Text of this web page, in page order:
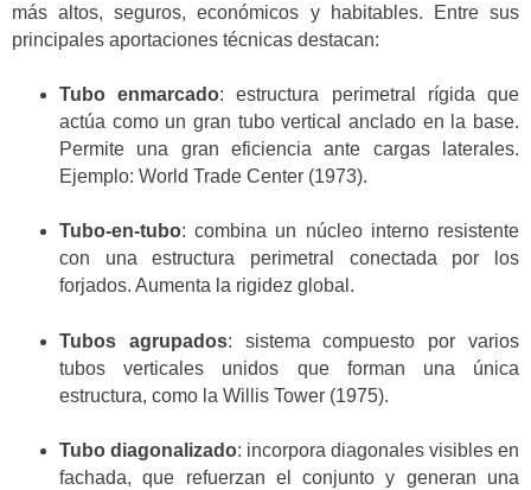
más altos, seguros, económicos y habitables. Entre sus
principales aportaciones técnicas destacan:
Tubo enmarcado: estructura perimetral rígida que
actúa como un gran tubo vertical anclado en la base.
Permite una gran eficiencia ante cargas laterales.
Ejemplo: World Trade Center (1973).
Tubo-en-tubo: combina un núcleo interno resistente
con una estructura perimetral conectada por los
forjados. Aumenta la rigidez global.
Tubos agrupados: sistema compuesto por varios
tubos verticales unidos que forman una única
estructura, como la Willis Tower (1975).
Tubo diagonalizado: incorpora diagonales visibles en
fachada, que refuerzan el conjunto y generan una